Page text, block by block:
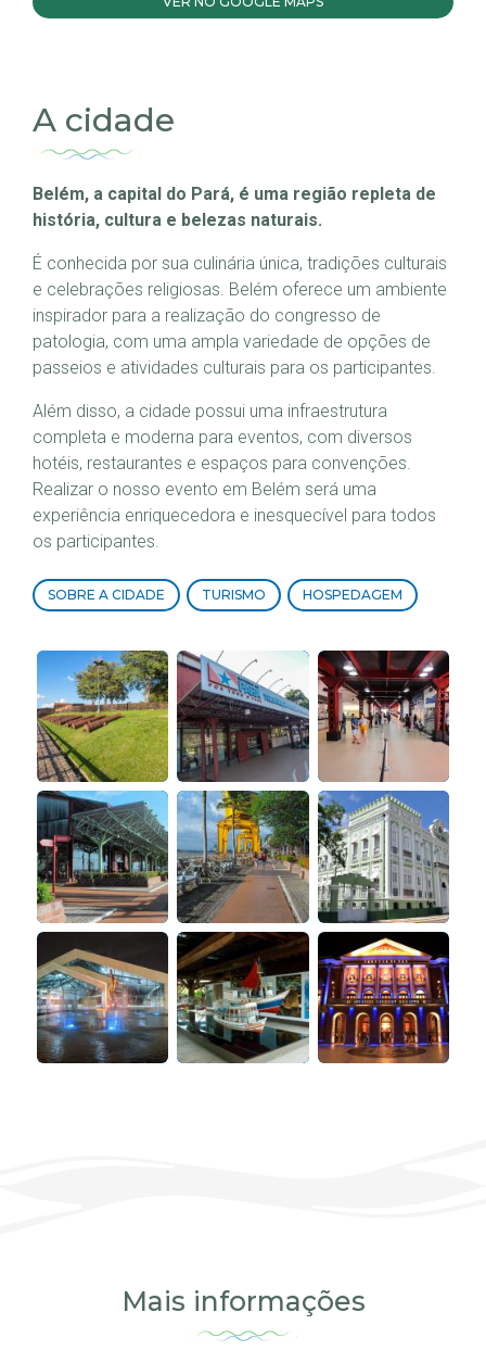
A cidade
Belém, a capital do Pará, é uma região repleta de
história, cultura e belezas naturais.
É conhecida por sua culinária única, tradições culturais
e celebrações religiosas. Belém oferece um ambiente
inspirador para a realização do congresso de
patologia, com uma ampla variedade de opções de
passeios e atividades culturais para os participantes.
Além disso, a cidade possui uma infraestrutura
completa e moderna para eventos, com diversos
hotéis, restaurantes e espaços para convenções.
Realizar o nosso evento em Belém será uma
experiência enriquecedora e inesquecível para todos
os participantes.
SOBRE A CIDADE TURISMO HOSPEDAGEM
Mais informações